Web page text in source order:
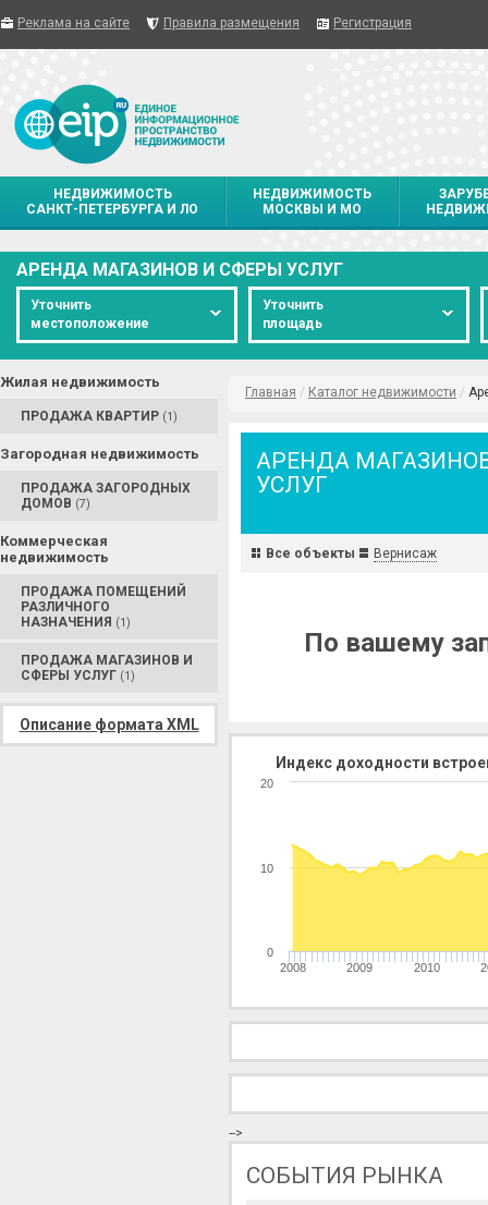
Реклама на сайте Правила размещения Регистрация
НЕДВИЖИМОСТЬ
САНКТ-ПЕТЕРБУРГА И ЛО
НЕДВИЖИМОСТЬ
МОСКВЫ И МО
АРЕНДА МАГАЗИНОВ И СФЕРЫ УСЛУГ
Уточнить
местоположение
Уточнить
площадь
Жилая недвижимость
ПРОДАЖА КВАРТИР (1)
Загородная недвижимость
ПРОДАЖА ЗАГОРОДНЫХ
ДОМОВ (7)
Коммерческая
недвижимость
ПРОДАЖА ПОМЕЩЕНИЙ
РАЗЛИЧНОГО
НАЗНАЧЕНИЯ (1)
ПРОДАЖА МАГАЗИНОВ И
СФЕРЫ УСЛУГ (1)
Описание формата XML
Главная / Каталог недвижимости /
АРЕНДА
УСЛУГ
Все объекты Вернисаж
По вашему
Индекс доходности
2008 2009 2010
0
10
20
-->
СОБЫТИЯ РЫНКА